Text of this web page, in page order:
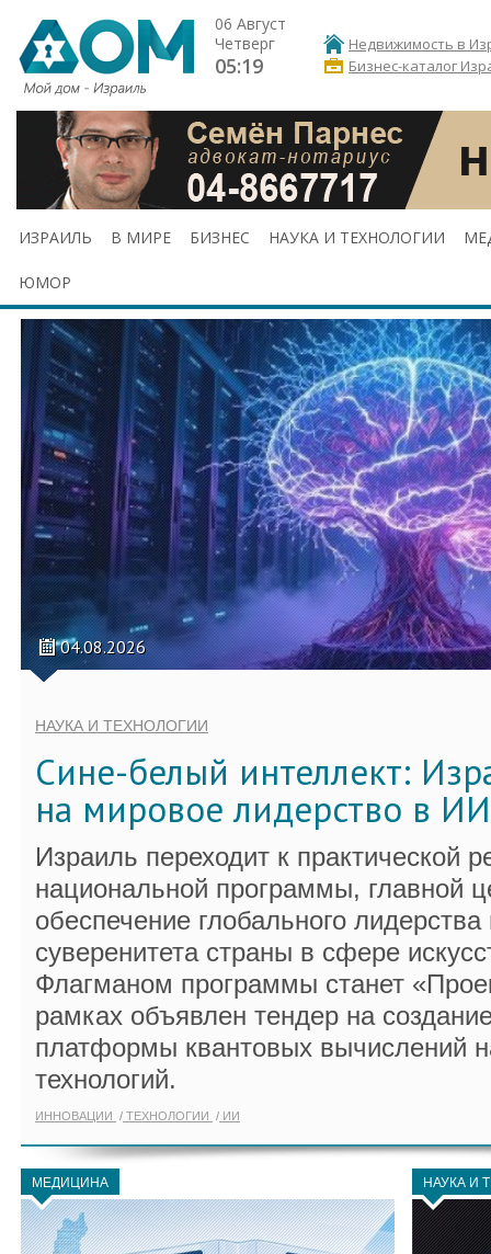
06 Август
Четверг
05:19
Недвижимость в
Бизнес-каталог
ИЗРАИЛЬ В МИРЕ БИЗНЕС НАУКА И ТЕХНОЛОГИИ
ЮМОР
04.08.2026
НАУКА И ТЕХНОЛОГИИ
Сине-белый интеллект:
на мировое лидерство в ИИ
Израиль переходит к практической
национальной программы, главной
обеспечение глобального лидерства
суверенитета страны в сфере
Флагманом программы станет
рамках объявлен тендер на
платформы квантовых вычислений
технологий.
ИННОВАЦИИ ТЕХНОЛОГИИ ИИ
МЕДИЦИНА НАУКА И